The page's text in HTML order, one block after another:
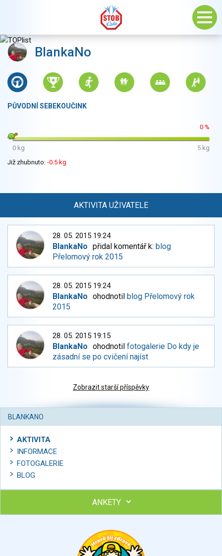
BlankaNo
PŮVODNÍ SEBEKOUČINK
0 %
0 kg
5 kg
Již zhubnuto: -0.5 kg
AKTIVITA UŽIVATELE
28. 05. 2015 19:24
BlankaNo přidal komentář k: blog
Přelomový rok 2015
28. 05. 2015 19:24
BlankaNo ohodnotil blog Přelomový rok
2015
28. 05. 2015 19:15
BlankaNo ohodnotilfotogalerie Do kdy je
zásadní se po cvičení najíst
Zobrazit starší příspěvky
BLANKANO
AKTIVITA
INFORMACE
FOTOGALERIE
BLOG
ANKETY